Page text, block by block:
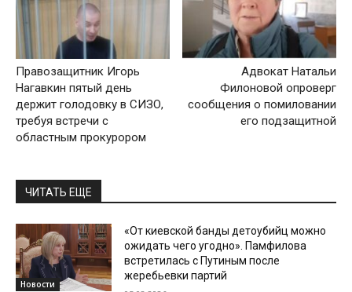
Правозащитник Игорь
Нагавкин пятый день
держит голодовку в СИЗО,
требуя встречи с
областным прокурором
Адвокат Натальи
Филоновой опроверг
сообщения о помиловании
его подзащитной
ЧИТАТЬ ЕЩЕ
Новости
«От киевской банды детоубийц можно
ожидать чего угодно». Памфилова
встретилась с Путиным после
жеребьевки партий